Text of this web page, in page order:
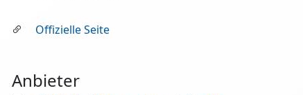
Offizielle Seite
Anbieter